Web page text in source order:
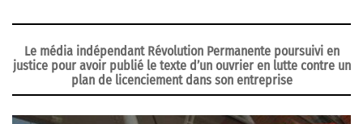
Le média indépendant Révolution Permanente poursuivi en
justice pour avoir publié le texte d’un ouvrier en lutte contre un
plan de licenciement dans son entreprise